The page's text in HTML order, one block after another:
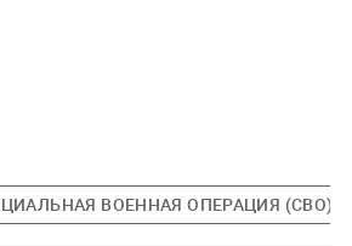
ВОЕННАЯ ОПЕРАЦИЯ (СВО)